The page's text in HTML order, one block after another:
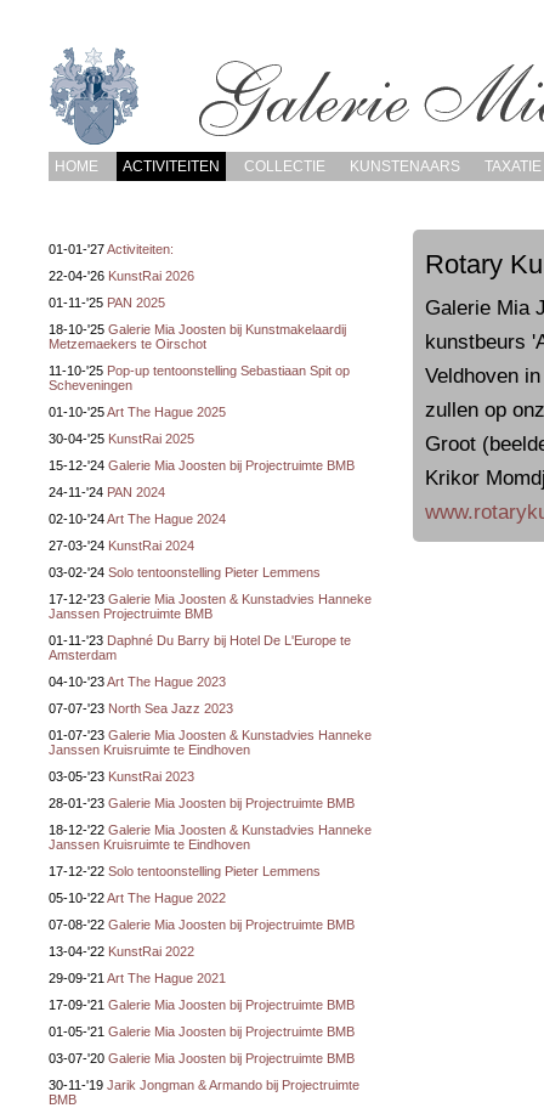
HOME ACTIVITEITEN COLLECTIE KUNSTENAARS TAXATIE
01-01-'27Activiteiten:
22-04-'26 KunstRai 2026
01-11-'25 PAN 2025
18-10-'25 Galerie Mia Joosten bij Kunstmakelaardij
Metzemaekers te Oirschot
11-10-'25 Pop-up tentoonstelling Sebastiaan Spit op
Scheveningen
01-10-'25Art The Hague 2025
30-04-'25 KunstRai 2025
15-12-'24 Galerie Mia Joosten bij Projectruimte BMB
24-11-'24 PAN 2024
02-10-'24Art The Hague 2024
27-03-'24 KunstRai 2024
03-02-'24 Solo tentoonstelling Pieter Lemmens
17-12-'23 Galerie Mia Joosten & Kunstadvies Hanneke
Janssen Projectruimte BMB
01-11-'23 Daphné Du Barry bij Hotel De L'Europe te
Amsterdam
04-10-'23Art The Hague 2023
07-07-'23 North Sea Jazz 2023
01-07-'23 Galerie Mia Joosten & Kunstadvies Hanneke
Janssen Kruisruimte te Eindhoven
03-05-'23 KunstRai 2023
28-01-'23 Galerie Mia Joosten bij Projectruimte BMB
18-12-'22 Galerie Mia Joosten & Kunstadvies Hanneke
Janssen Kruisruimte te Eindhoven
17-12-'22 Solo tentoonstelling Pieter Lemmens
05-10-'22Art The Hague 2022
07-08-'22 Galerie Mia Joosten bij Projectruimte BMB
13-04-'22 KunstRai 2022
29-09-'21 Art The Hague 2021
17-09-'21 Galerie Mia Joosten bij Projectruimte BMB
01-05-'21 Galerie Mia Joosten bij Projectruimte BMB
03-07-'20 Galerie Mia Joosten bij Projectruimte BMB
30-11-'19 Jarik Jongman & Armando bij Projectruimte
BMB
Rotary
Galerie Mia
kunstbeurs
Veldhoven
zullen op
Groot
Krikor